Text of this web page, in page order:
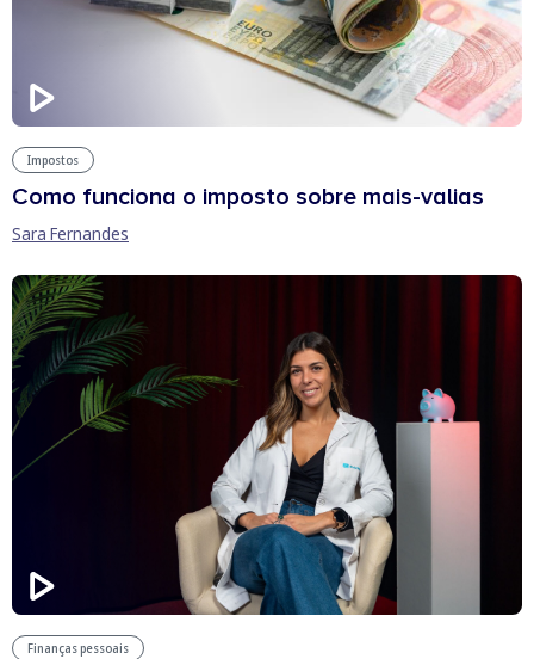
Impostos
Como funciona o imposto sobre mais-valias
Sara Fernandes
Finanças pessoais